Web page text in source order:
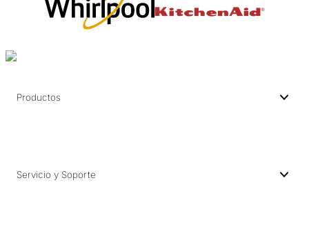
Productos
Servicio y Soporte